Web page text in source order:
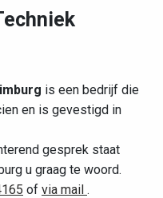
is een bedrijf die
en is gevestigd in
gesprek staat
u graag te woord.
of via mail .